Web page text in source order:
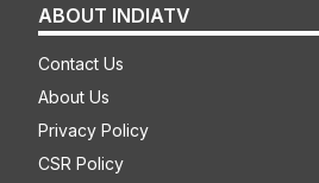
ABOUT INDIATV
Contact Us
About Us
Privacy Policy
CSR Policy